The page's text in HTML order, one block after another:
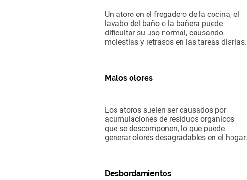
Un atoro en el fregadero de la cocina, el
lavabo del baño o la bañera puede
dificultar su uso normal, causando
molestias y retrasos en las tareas diarias.
Malos olores
Los atoros suelen ser causados por
acumulaciones de residuos orgánicos
que se descomponen, lo que puede
generar olores desagradables en el hogar.
Desbordamientos